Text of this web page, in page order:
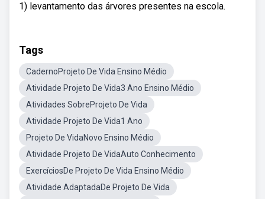
1) levantamento das árvores presentes na escola.
Tags
CadernoProjeto De Vida Ensino Médio
Atividade Projeto De Vida3 Ano Ensino Médio
Atividades SobreProjeto De Vida
Atividade Projeto De Vida1 Ano
Projeto De VidaNovo Ensino Médio
Atividade Projeto De VidaAuto Conhecimento
ExercíciosDe Projeto De Vida Ensino Médio
Atividade AdaptadaDe Projeto De Vida